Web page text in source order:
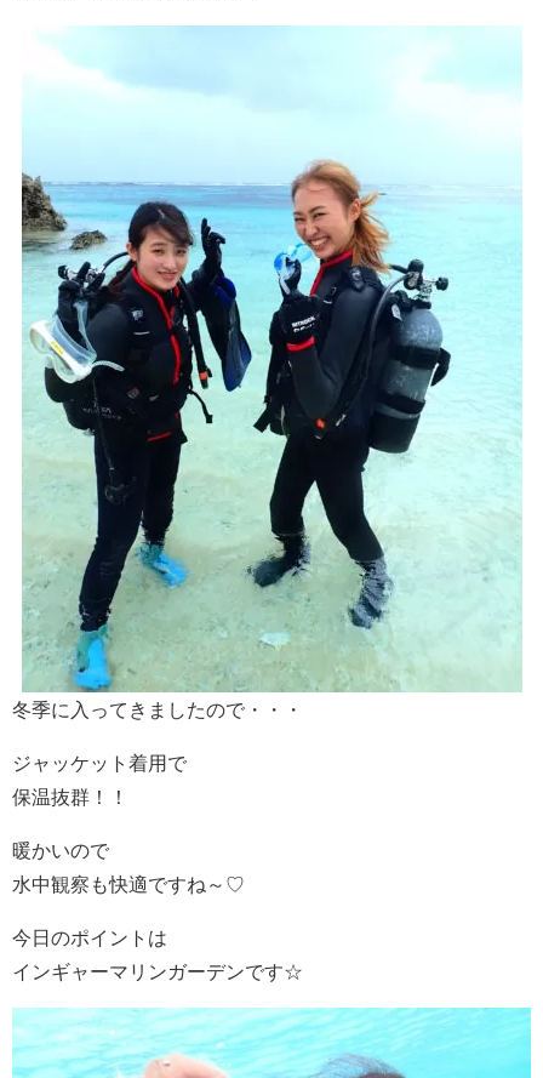
冬季に入ってきましたので・・・
ジャッケット着用で
保温抜群！！
暖かいので
水中観察も快適ですね～♡
今日のポイントは
インギャーマリンガーデンです☆